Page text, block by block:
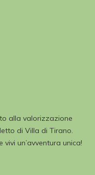
alla valorizzazione
di Villa di Tirano.
un’avventura unica!